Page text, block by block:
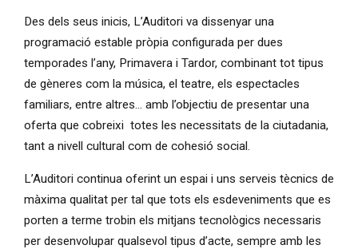
Des dels seus inicis, L’Auditori va dissenyar una
programació estable pròpia configurada per dues
temporades l’any, Primavera i Tardor, combinant tot tipus
de gèneres com la música, el teatre, els espectacles
familiars, entre altres... amb l’objectiu de presentar una
oferta que cobreixi totes les necessitats de la ciutadania,
tant a nivell cultural com de cohesió social.
L’Auditori continua oferint un espai i uns serveis tècnics de
màxima qualitat per tal que tots els esdeveniments que es
porten a terme trobin els mitjans tecnològics necessaris
per desenvolupar qualsevol tipus d’acte, sempre amb les